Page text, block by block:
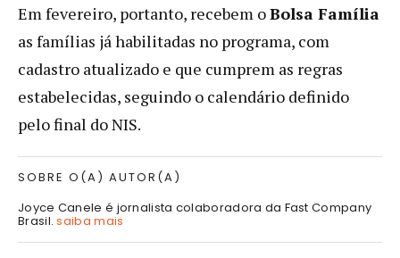
Em fevereiro, portanto, recebem oBolsa Família
as famílias já habilitadas no programa, com
cadastro atualizado e que cumprem as regras
estabelecidas, seguindo o calendário definido
pelo final do NIS.
SOBRE O(A) AUTOR(A)
Joyce Canele é jornalista colaboradora da Fast Company
Brasil.saiba mais